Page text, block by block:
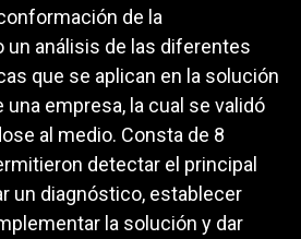
de la
un análisis de las diferentes
que se aplican en la solución
empresa, la cual se validó
al medio. Consta de 8
detectar el principal
un diagnóstico, establecer
la solución y dar